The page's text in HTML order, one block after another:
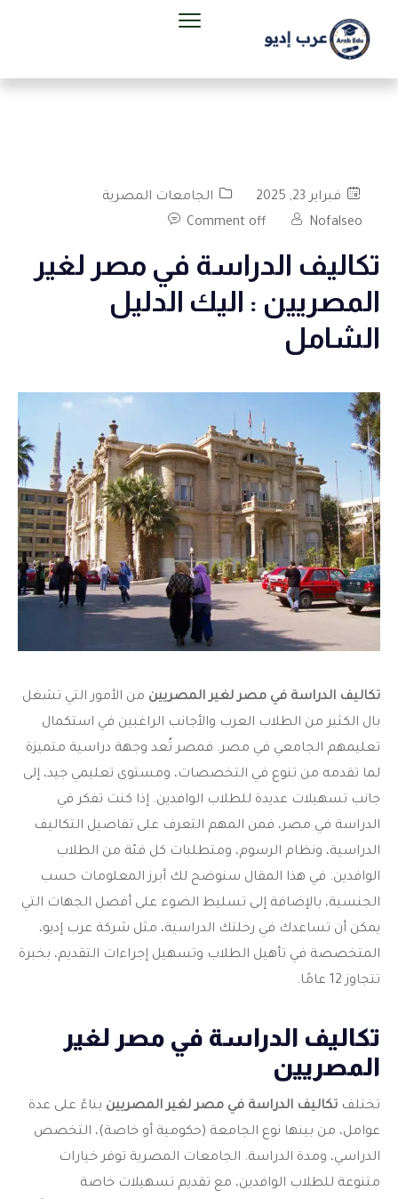
فبراير 23, 2025
الجامعات المصرية
Nofalseo
Comment off
تكاليف الدراسة في مصر لغير
المصريين : اليك الدليل
الشامل
تكاليف الدراسة في مصر لغير المصريين من الأمور التي تشغل
بال الكثير من الطلاب العرب والأجانب الراغبين في استكمال
تعليمهم الجامعي في مصر. فمصر تُعد وجهة دراسية متميزة
لما تقدمه من تنوع في التخصصات، ومستوى تعليمي جيد، إلى
جانب تسهيلات عديدة للطلاب الوافدين. إذا كنت تفكر في
الدراسة في مصر، فمن المهم التعرف على تفاصيل التكاليف
الدراسية، ونظام الرسوم، ومتطلبات كل فئة من الطلاب
الوافدين. في هذا المقال سنوضح لك أبرز المعلومات حسب
الجنسية، بالإضافة إلى تسليط الضوء على أفضل الجهات التي
يمكن أن تساعدك في رحلتك الدراسية، مثل شركة عرب إديو،
المتخصصة في تأهيل الطلاب وتسهيل إجراءات التقديم، بخبرة
تتجاوز 12 عامًا.
تكاليف الدراسة في مصر لغير
المصريين
تختلف تكاليف الدراسة في مصر لغير المصريين بناءً على عدة
عوامل، من بينها نوع الجامعة (حكومية أو خاصة)، التخصص
الدراسي، ومدة الدراسة. الجامعات المصرية توفر خيارات
متنوعة للطلاب الوافدين، مع تقديم تسهيلات خاصة